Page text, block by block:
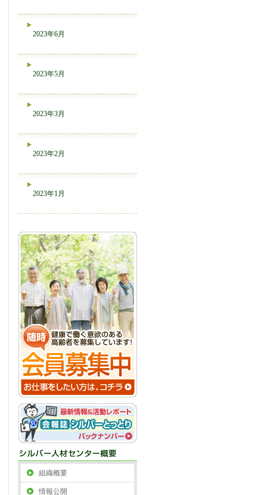
2023年6月
2023年5月
2023年3月
2023年2月
2023年1月
組織概要
情報公開